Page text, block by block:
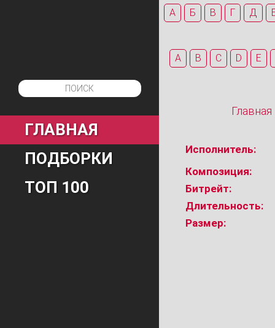
ГЛАВНАЯ
ПОДБОРКИ
ТОП 100
А Б В Г Д
A B C D E
Главная
Исполнитель:
Композиция:
Битрейт:
Длительность:
Размер: